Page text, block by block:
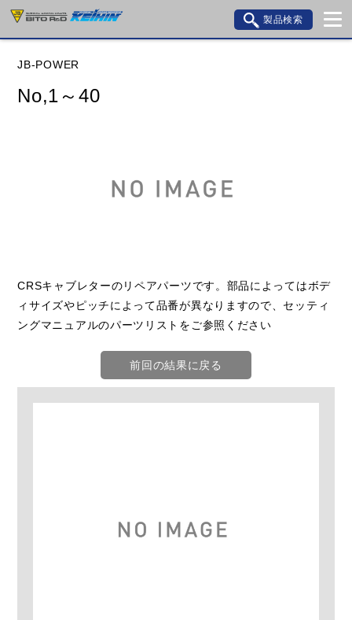
製品検索
JB-POWER
No,1～40
CRSキャブレターのリペアパーツです。部品によってはボデ
ィサイズやピッチによって品番が異なりますので、セッティ
ングマニュアルのパーツリストをご参照ください
前回の結果に戻る